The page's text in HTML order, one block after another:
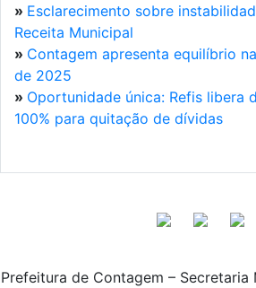
» Esclarecimento sobre
Receita Municipal
» Contagem apresenta equilíbrio
de 2025
» Oportunidade única: Refis libera
100% para quitação de dívidas
Prefeitura de Contagem – Secretaria